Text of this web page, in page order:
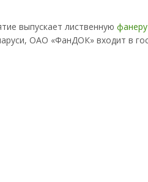
выпускает лиственную
ОАО «ФанДОК» входит в